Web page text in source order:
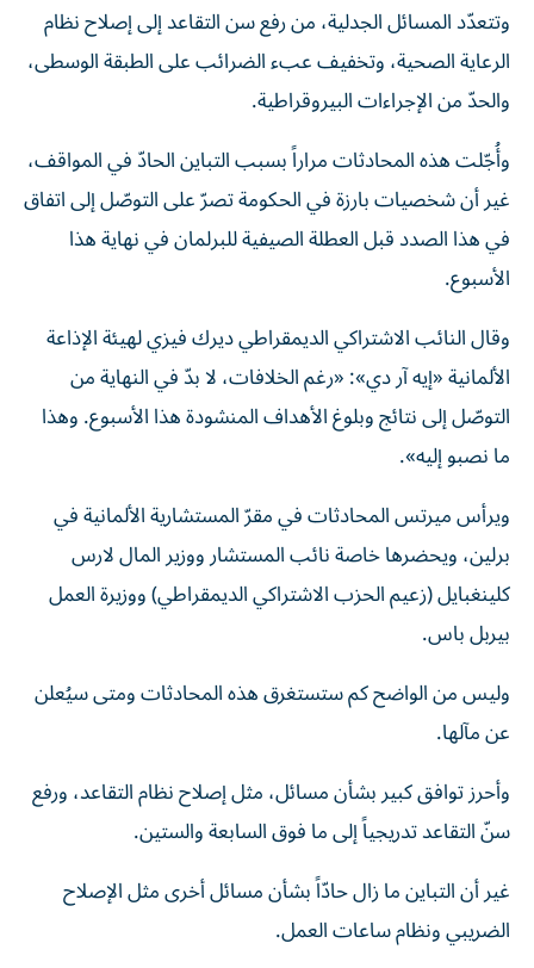
وتتعدّد المسائل الجدلية، من رفع سن التقاعد إلى إصلاح نظام
الرعاية الصحية، وتخفيف عبء الضرائب على الطبقة الوسطى،
والحدّ من الإجراءات البيروقراطية.
وأُجّلت هذه المحادثات مراراً بسبب التباين الحادّ في المواقف،
غير أن شخصيات بارزة في الحكومة تصرّ على التوصّل إلى اتفاق
في هذا الصدد قبل العطلة الصيفية للبرلمان في نهاية هذا
الأسبوع.
وقال النائب الاشتراكي الديمقراطي ديرك فيزي لهيئة الإذاعة
الألمانية «إيه آر دي»: «رغم الخلافات، لا بدّ في النهاية من
التوصّل إلى نتائج وبلوغ الأهداف المنشودة هذا الأسبوع. وهذا
ما نصبو إليه».
ويرأس ميرتس المحادثات في مقرّ المستشارية الألمانية في
برلين، ويحضرها خاصة نائب المستشار ووزير المال لارس
كلينغبايل (زعيم الحزب الاشتراكي الديمقراطي) ووزيرة العمل
بيربل باس.
وليس من الواضح كم ستستغرق هذه المحادثات ومتى سيُعلن
عن مآلها.
وأحرز توافق كبير بشأن مسائل، مثل إصلاح نظام التقاعد، ورفع
سنّ التقاعد تدريجياً إلى ما فوق السابعة والستين.
غير أن التباين ما زال حادّاً بشأن مسائل أخرى مثل الإصلاح
الضريبي ونظام ساعات العمل.